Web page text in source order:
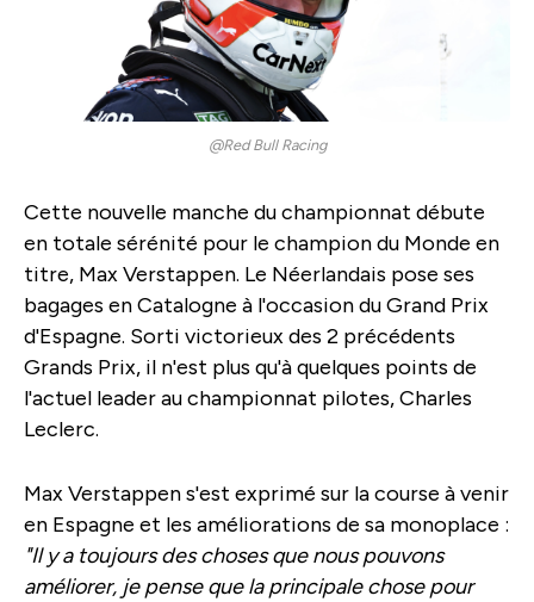
@Red Bull Racing
Cette nouvelle manche du championnat débute
en totale sérénité pour le champion du Monde en
titre, Max Verstappen. Le Néerlandais pose ses
bagages en Catalogne à l'occasion du Grand Prix
d'Espagne. Sorti victorieux des 2 précédents
Grands Prix, il n'est plus qu'à quelques points de
l'actuel leader au championnat pilotes, Charles
Leclerc.
Max Verstappen s'est exprimé sur la course à venir
en Espagne et les améliorations de sa monoplace :
"Il y a toujours des choses que nous pouvons
améliorer, je pense que la principale chose pour